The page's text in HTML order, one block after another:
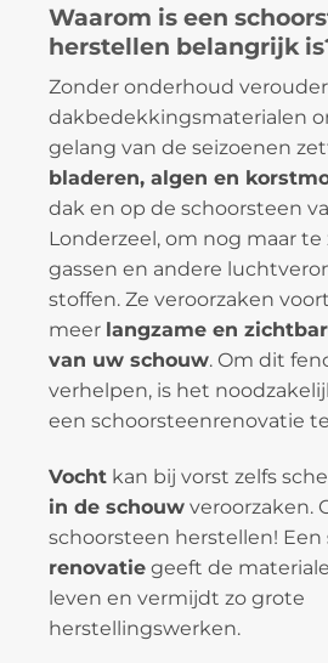
Waarom is een
herstellen belangrijk
Zonder onderhoud
dakbedekkingsmaterialen
gelang van de seizoenen
bladeren, algen en
dak en op de schoorsteen
Londerzeel, om nog maar te
gassen en andere
stoffen. Ze veroorzaken
meer langzame en
van uw schouw. Om dit
verhelpen, is het
een schoorsteenrenovatie
Vocht kan bij vorst zelfs
in de schouw veroorzaken.
schoorsteen herstellen! Een
renovatie geeft de
leven en vermijdt zo grote
herstellingswerken.